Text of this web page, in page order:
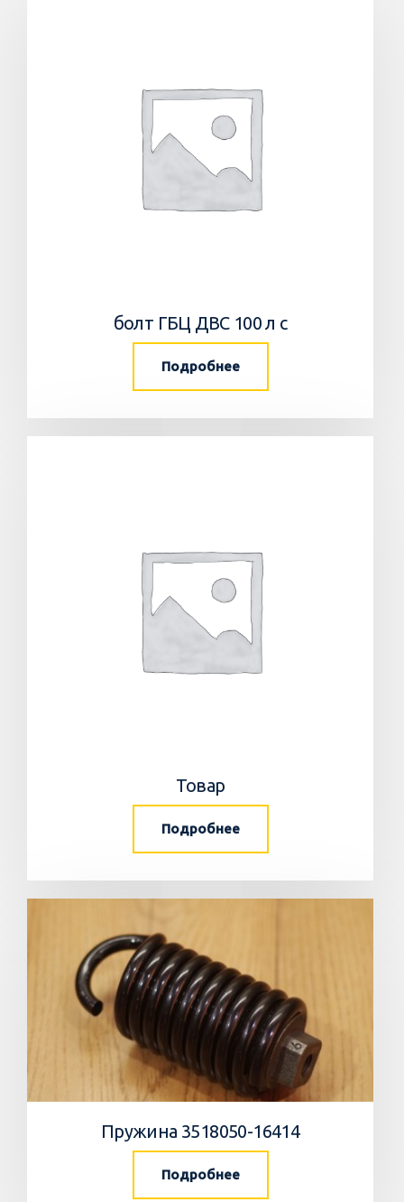
болт ГБЦ ДВС 100 л с
Подробнее
Товар
Подробнее
Пружина 3518050-16414
Подробнее